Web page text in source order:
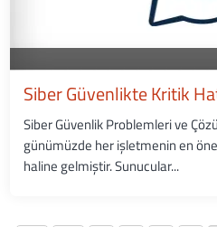
Siber Güvenlikte Kritik
Siber Güvenlik Problemleri ve
günümüzde her işletmenin en
haline gelmiştir. Sunucular...